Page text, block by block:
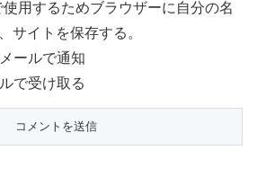
用するためブラウザーに自分の名
サイトを保存する。
ールで通知
で受け取る